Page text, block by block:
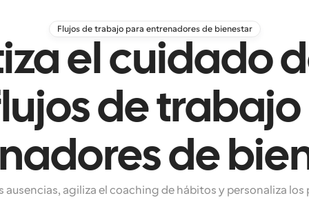
Flujos de trabajo para entrenadores de bienestar
el cuidado
de
de
ausencias, agiliza el coaching de hábitos y personaliza los